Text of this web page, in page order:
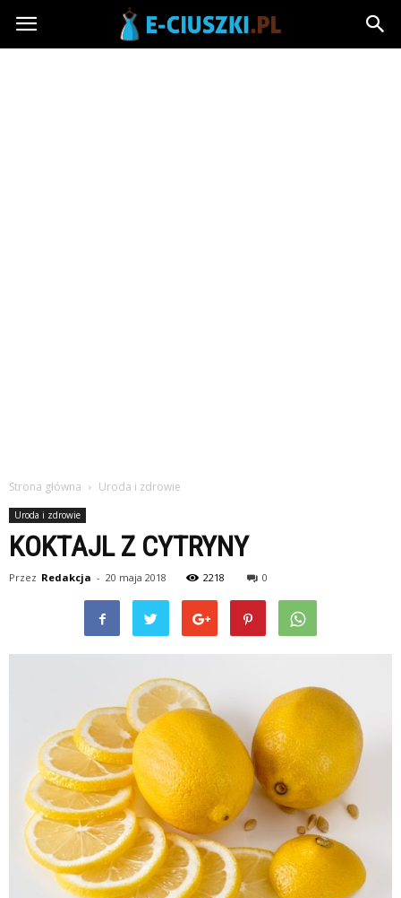
Strona główna Uroda i zdrowie
Uroda i zdrowie
KOKTAJL Z CYTRYNY
Przez Redakcja - 20 maja 2018 2218 0